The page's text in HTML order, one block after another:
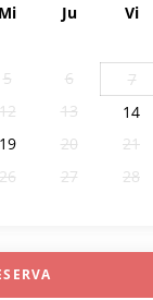
Mi Ju Vi
5 6 7
12 13 14
19 20 21
26 27 28